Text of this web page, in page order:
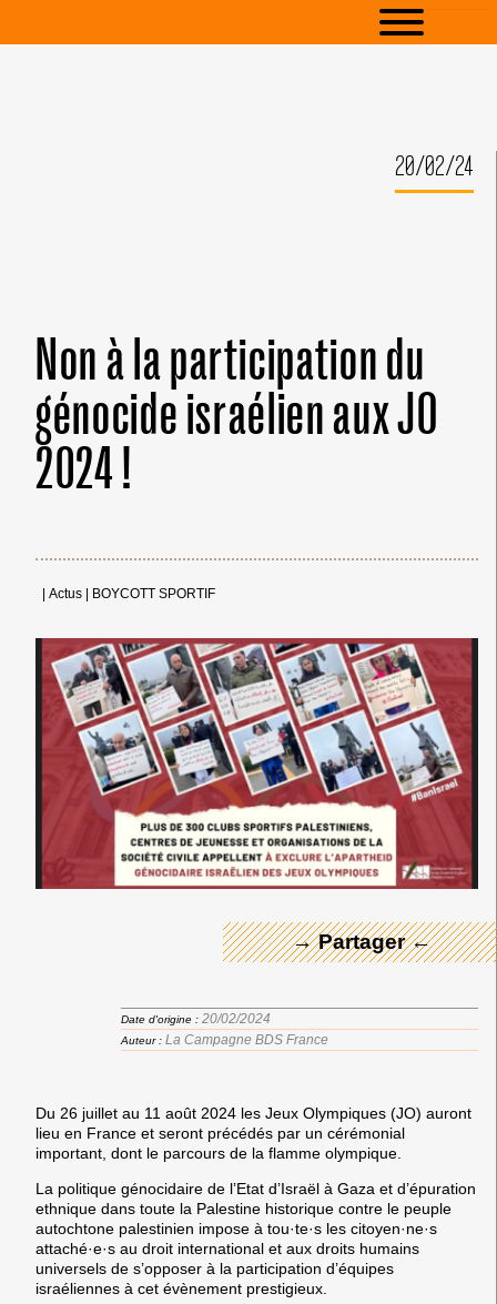
20/02/24
Non à la participation du
génocide israélien aux JO
2024 !
Actus BOYCOTT SPORTIF
→ Partager ←
← Merci ! →
Date d'origine : 20/02/2024
Auteur : La Campagne BDS France
Du 26 juillet au 11 août 2024 les Jeux Olympiques (JO) auront
lieu en France et seront précédés par un cérémonial
important, dont le parcours de la flamme olympique.
La politique génocidaire de l’Etat d’Israël à Gaza et d’épuration
ethnique dans toute la Palestine historique contre le peuple
autochtone palestinien impose à tou·te·s les citoyen·ne·s
attaché·e·s au droit international et aux droits humains
universels de s’opposer à la participation d’équipes
israéliennes à cet évènement prestigieux.